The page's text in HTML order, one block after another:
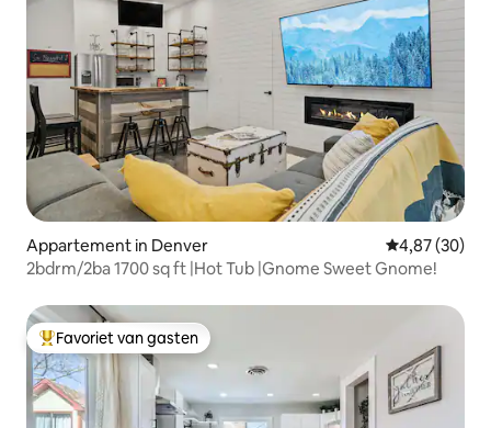
Appartement in Denver Gemiddelde
4,87 (30)
2bdrm/2ba 1700 sq ft |Hot Tub |Gnome Sweet Gnome!
Topfavoriet van gasten
Favoriet van gasten